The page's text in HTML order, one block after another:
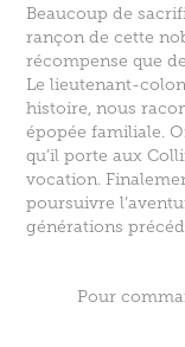
Beaucoup de
rançon de cette
récompense que
Le lieutenant-
histoire, nous
épopée familiale.
qu’il porte aux
vocation.
poursuivre
générations
Pour